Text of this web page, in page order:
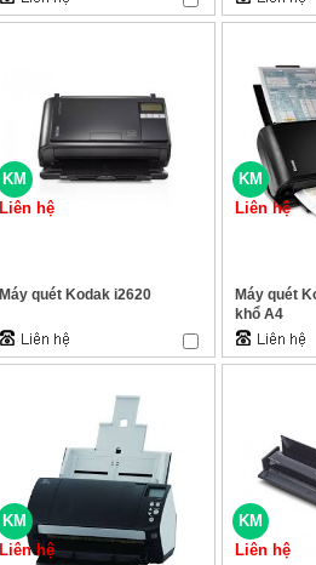
KM
Liên hệ
Máy quét Kodak i2620
KM
Liên hệ
Máy quét
khổ A4
KM
Liên hệ
KM
Liên hệ